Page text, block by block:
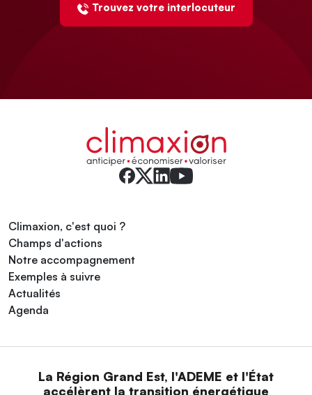
Trouvez votre interlocuteur
Climaxion, c'est quoi ?
Champs d'actions
Notre accompagnement
Exemples à suivre
Actualités
Agenda
La Région Grand Est, l'ADEME et l'État
accélèrent la transition énergétique